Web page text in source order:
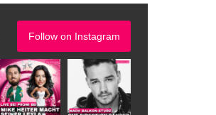
Follow on Instagram